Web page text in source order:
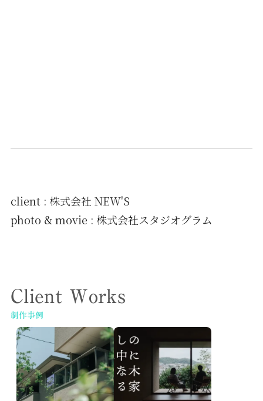
client : 株式会社 NEW'S
photo & movie : 株式会社スタジオグラム
Client Works
制作事例